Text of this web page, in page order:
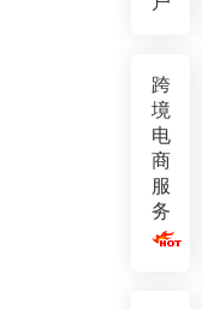
跨
境
电
商
服
务